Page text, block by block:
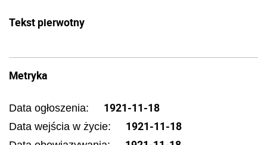
Tekst pierwotny
Metryka
Data ogłoszenia: 1921-11-18
Data wejścia w życie: 1921-11-18